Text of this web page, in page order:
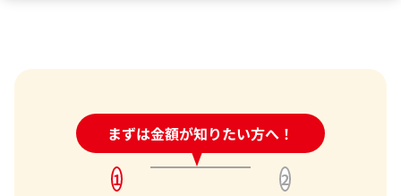
まずは金額が知りたい方へ！
24時間受付中!問い合わせフォーム
1
2